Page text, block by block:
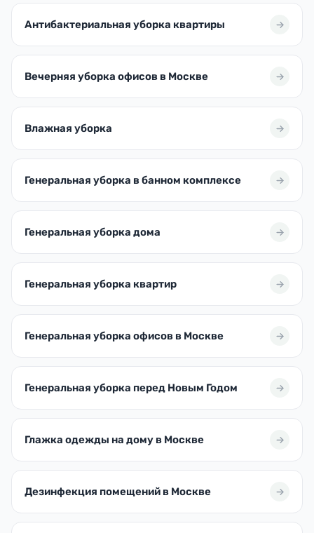
Антибактериальная уборка квартиры
Вечерняя уборка офисов в Москве
Влажная уборка
Генеральная уборка в банном комплексе
Генеральная уборка дома
Генеральная уборка квартир
Генеральная уборка офисов в Москве
Генеральная уборка перед Новым Годом
Глажка одежды на дому в Москве
Дезинфекция помещений в Москве